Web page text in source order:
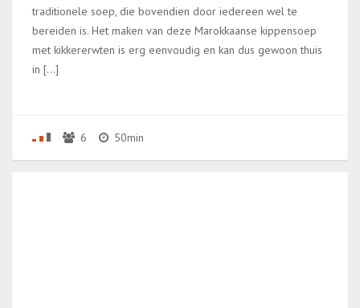
traditionele soep, die bovendien door iedereen wel te
bereiden is. Het maken van deze Marokkaanse kippensoep
met kikkererwten is erg eenvoudig en kan dus gewoon thuis
in […]
6 50min